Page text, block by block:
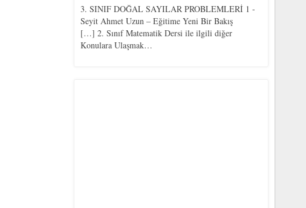
3. SINIF DOĞAL SAYILAR PROBLEMLERİ 1 -
Seyit Ahmet Uzun – Eğitime Yeni Bir Bakış
[…] 2. Sınıf Matematik Dersi ile ilgili diğer
Konulara Ulaşmak…